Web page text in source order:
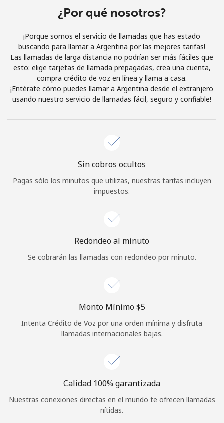
Iniciar Sesión
o
Continuar con
¿Por qué nosotros?
¡Porque somos el servicio de llamadas que has estado
buscando para llamar a Argentina por las mejores tarifas!
Las llamadas de larga distancia no podrían ser más fáciles que
esto: elige tarjetas de llamada prepagadas, crea una cuenta,
compra crédito de voz en línea y llama a casa.
¡Entérate cómo puedes llamar a Argentina desde el extranjero
usando nuestro servicio de llamadas fácil, seguro y confiable!
Sin cobros ocultos
Pagas sólo los minutos que utilizas, nuestras tarifas incluyen
impuestos.
Redondeo al minuto
Se cobrarán las llamadas con redondeo por minuto.
Monto Mínimo ⁦$5⁩
Intenta Crédito de Voz por una orden mínima y disfruta
llamadas internacionales bajas.
Calidad 100% garantizada
Nuestras conexiones directas en el mundo te ofrecen llamadas
nítidas.